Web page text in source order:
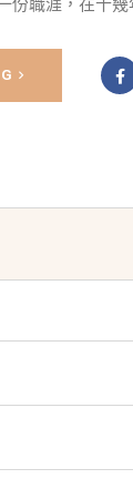
份職涯，在十幾